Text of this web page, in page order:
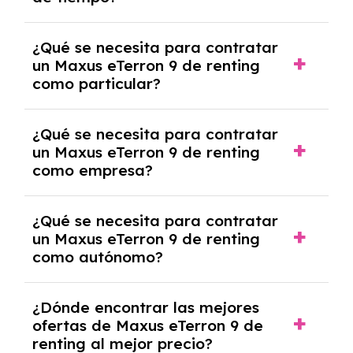
económica.
pero puede haber penalizaciones por
cancelación anticipada. Es importante revisar
las condiciones del contrato y hablar con un
experto que te asesore.
¿Qué se necesita para contratar
un Maxus eTerron 9 de renting
como particular?
y, en algunos casos, una consulta de solvencia
crediticia y un pago inicial.
¿Qué se necesita para contratar
un Maxus eTerron 9 de renting
como empresa?
documentación financiera y, en algunos
casos, un informe de solvencia de la empresa
y un pago inicial.
¿Qué se necesita para contratar
un Maxus eTerron 9 de renting
como autónomo?
autónomos, justificante de ingresos y, en
algunos casos, un informe fiscal y un pago
inicial.
¿Dónde encontrar las mejores
ofertas de Maxus eTerron 9 de
renting al mejor precio?